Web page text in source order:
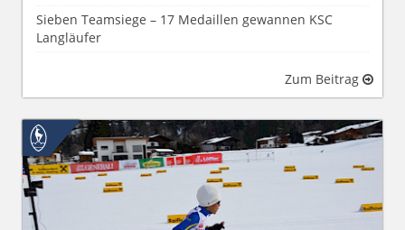
Sieben Teamsiege – 17 Medaillen gewannen KSC
Langläufer
Zum Beitrag